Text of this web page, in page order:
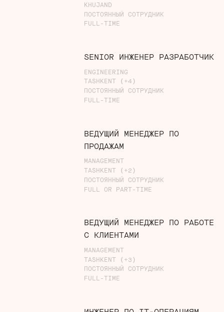
KHUJAND
ПОСТОЯННЫЙ СОТРУДНИК
FULL-TIME
SENIOR ИНЖЕНЕР РАЗРАБОТЧИК
ENGINEERING
TASHKENT (+4)
ПОСТОЯННЫЙ СОТРУДНИК
FULL-TIME
ВЕДУЩИЙ МЕНЕДЖЕР ПО
ПРОДАЖАМ
MANAGEMENT
TASHKENT (+2)
ПОСТОЯННЫЙ СОТРУДНИК
FULL OR PART-TIME
ВЕДУЩИЙ МЕНЕДЖЕР ПО РАБОТЕ
С КЛИЕНТАМИ
MANAGEMENT
TASHKENT (+3)
ПОСТОЯННЫЙ СОТРУДНИК
FULL-TIME